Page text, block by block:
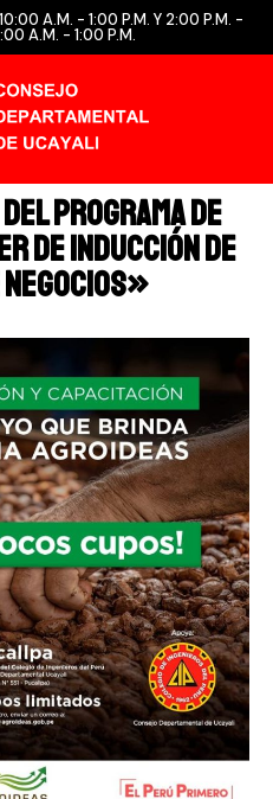
A.M. - 1:00 P.M. Y 2:00 P.M. -
A.M. - 1:00 P.M.
Programa de
de Inducción de